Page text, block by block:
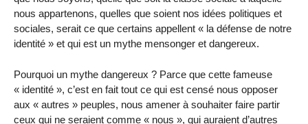
nous appartenons, quelles que soient nos idées politiques et
sociales, serait ce que certains appellent « la défense de notre
identité » et qui est un mythe mensonger et dangereux.
Pourquoi un mythe dangereux ? Parce que cette fameuse
« identité », c’est en fait tout ce qui est censé nous opposer
aux « autres » peuples, nous amener à souhaiter faire partir
ceux qui ne seraient comme « nous », qui auraient d’autres